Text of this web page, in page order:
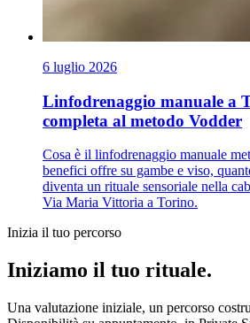
6 luglio 2026
Linfodrenaggio manuale a
completa al metodo Vodder
Cosa è il linfodrenaggio manuale
benefici offre su gambe e viso,
diventa un rituale sensoriale nella
Via Maria Vittoria a Torino.
Inizia il tuo percorso
Iniziamo il tuo rituale.
Una valutazione iniziale, un percorso